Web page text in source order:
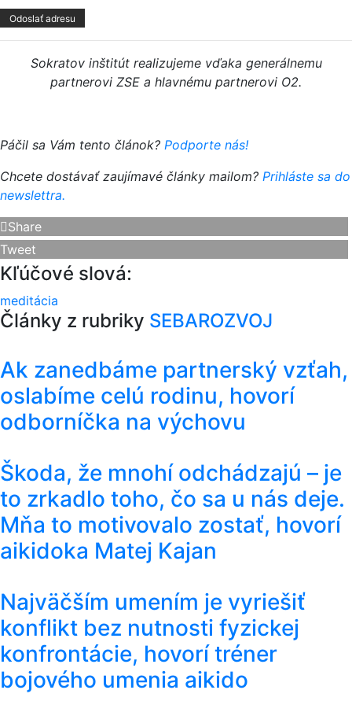
Sokratov inštitút realizujeme vďaka generálnemu
partnerovi ZSE a hlavnému partnerovi O2.
Páčil sa Vám tento článok? Podporte nás!
Chcete dostávať zaujímavé články mailom? Prihláste sa do
newslettra.
Share
Tweet
Kľúčové slová:
meditácia
Články z rubriky SEBAROZVOJ
Ak zanedbáme partnerský vzťah,
oslabíme celú rodinu, hovorí
odborníčka na výchovu
Škoda, že mnohí odchádzajú – je
to zrkadlo toho, čo sa u nás deje.
Mňa to motivovalo zostať, hovorí
aikidoka Matej Kajan
Najväčším umením je vyriešiť
konflikt bez nutnosti fyzickej
konfrontácie, hovorí tréner
bojového umenia aikido